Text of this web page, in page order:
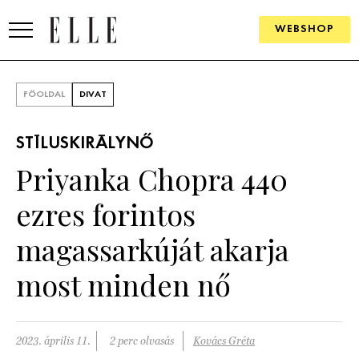
WEBSHOP
SZÉPSÉG
PÁRKAPCSOLAT
FŐOLDAL DIVAT
STÍLUSKIRÁLYNŐ
Priyanka Chopra 440
ezres forintos
magassarkúját akarja
most minden nő
2023. április 11. 2 perc olvasás Kovács Gréta